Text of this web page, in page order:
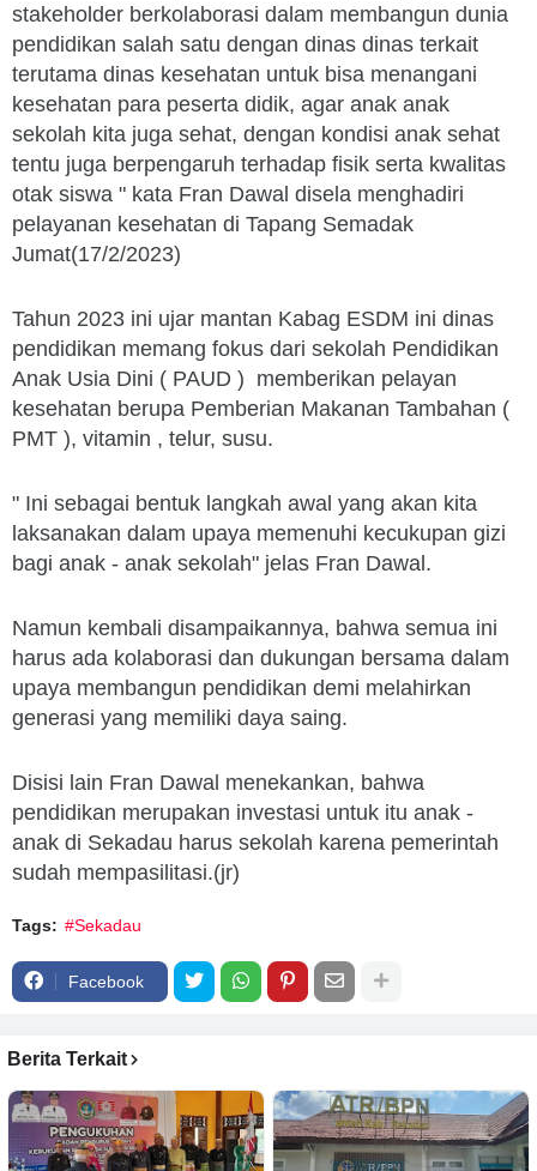
stakeholder berkolaborasi dalam membangun dunia
pendidikan salah satu dengan dinas dinas terkait
terutama dinas kesehatan untuk bisa menangani
kesehatan para peserta didik, agar anak anak
sekolah kita juga sehat, dengan kondisi anak sehat
tentu juga berpengaruh terhadap fisik serta kwalitas
otak siswa " kata Fran Dawal disela menghadiri
pelayanan kesehatan di Tapang Semadak
Jumat(17/2/2023)
Tahun 2023 ini ujar mantan Kabag ESDM ini dinas
pendidikan memang fokus dari sekolah Pendidikan
Anak Usia Dini ( PAUD ) memberikan pelayan
kesehatan berupa Pemberian Makanan Tambahan (
PMT ), vitamin , telur, susu.
" Ini sebagai bentuk langkah awal yang akan kita
laksanakan dalam upaya memenuhi kecukupan gizi
bagi anak - anak sekolah" jelas Fran Dawal.
Namun kembali disampaikannya, bahwa semua ini
harus ada kolaborasi dan dukungan bersama dalam
upaya membangun pendidikan demi melahirkan
generasi yang memiliki daya saing.
Disisi lain Fran Dawal menekankan, bahwa
pendidikan merupakan investasi untuk itu anak -
anak di Sekadau harus sekolah karena pemerintah
sudah mempasilitasi.(jr)
Tags: #Sekadau
Facebook
Berita Terkait